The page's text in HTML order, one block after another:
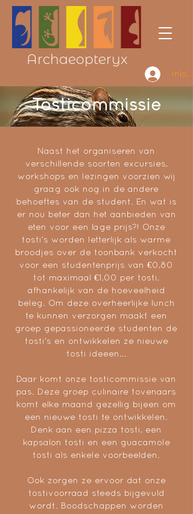
Archaeopteryx
Tosticommissie
Naast het organiseren van
verschillende soorten excursies,
workshops en lezingen voorzien wij
graag ook nog in de andere
behoeftes van de student. En wat is
er nou beter dan het aanbieden van
eten voor een lage prijs?! Onze
tosti’s worden letterlijk als warme
broodjes over de toonbank verkocht
voor een studentenprijs van €0,80
tot maximaal €1,00 per tosti,
afhankelijk van de hoeveelheid
beleg. Om deze overheerlijke lunch
te kunnen verzorgen maakt een
groep gepassioneerde studenten de
tosti’s en ontwikkelen ze nieuwe
tosti ideeen...
Daar komt onze tosticommissie van
pas. Deze groep culinaire tovenaars
komt elke maand gezellig bijeen om
een nieuwe tosti te ontwikkelen.
Denk aan een pizza tosti, een
kapsalon tosti en een guacamole
tosti als enkele voorbeelden.
Ook zorgen ze ervoor dat onze
tostivoorraad steeds bijgevuld
wordt. Boodschappen worden